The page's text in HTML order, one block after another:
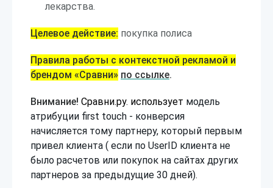
лекарства.
Целевое действие: покупка полиса
Правила работы с контекстной рекламой и
брендом «Сравни» по ссылке.
Внимание! Сравни.ру. использует модель
атрибуции first touch - конверсия
начисляется тому партнеру, который первым
привел клиента ( если по UserID клиента не
было расчетов или покупок на сайтах других
партнеров за предыдущие 30 дней).